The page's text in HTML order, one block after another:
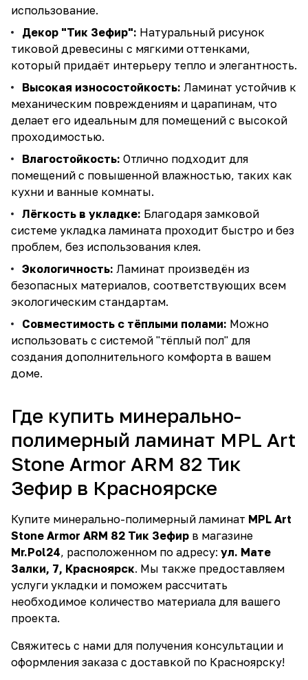
использование.
Декор "Тик Зефир": Натуральный рисунок
тиковой древесины с мягкими оттенками,
который придаёт интерьеру тепло и элегантность.
Высокая износостойкость: Ламинат устойчив к
механическим повреждениям и царапинам, что
делает его идеальным для помещений с высокой
проходимостью.
Влагостойкость: Отлично подходит для
помещений с повышенной влажностью, таких как
кухни и ванные комнаты.
Лёгкость в укладке: Благодаря замковой
системе укладка ламината проходит быстро и без
проблем, без использования клея.
Экологичность: Ламинат произведён из
безопасных материалов, соответствующих всем
экологическим стандартам.
Совместимость с тёплыми полами: Можно
использовать с системой "тёплый пол" для
создания дополнительного комфорта в вашем
доме.
Где купить минерально-
полимерный ламинат MPL Art
Stone Armor ARM 82 Тик
Зефир в Красноярске
Купите минерально-полимерный ламинат MPL Art
Stone Armor ARM 82 Тик Зефир в магазине
Mr.Pol24, расположенном по адресу: ул. Мате
Залки, 7, Красноярск. Мы также предоставляем
услуги укладки и поможем рассчитать
необходимое количество материала для вашего
проекта.
Свяжитесь с нами для получения консультации и
оформления заказа с доставкой по Красноярску!